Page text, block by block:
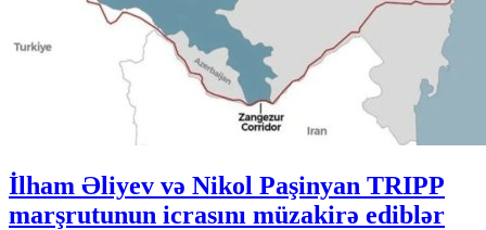
İlham Əliyev və Nikol Paşinyan TRIPP
marşrutunun icrasını müzakirə ediblər